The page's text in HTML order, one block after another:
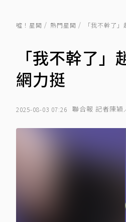
噓！星聞 熱門星聞 「我不幹了
「我不幹了
網力挺
2025-08-03 07:26 聯合報 記者陳穎